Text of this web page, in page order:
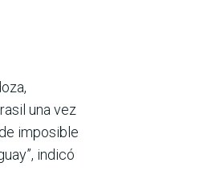
una vez
imposible
indicó